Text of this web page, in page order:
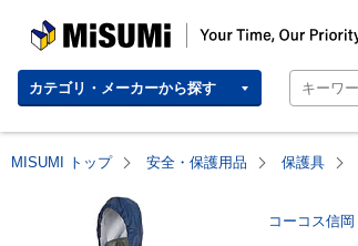
MISUMI | Your Time, Our Priority
カテゴリ・メーカーから探す
MISUMI トップ 安全・保護用品 保護具
コーコス信岡